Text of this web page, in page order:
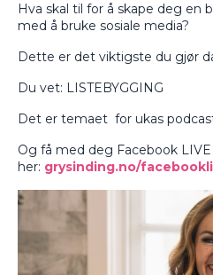
Hva skal til for å skape deg en
med å bruke sosiale media?
Dette er det viktigste du gjør
Du vet: LISTEBYGGING
Det er temaet for ukas
Og få med deg Facebook
her: grysinding.no/